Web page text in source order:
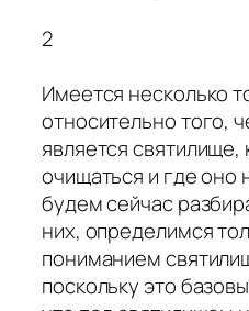
2
Имеется несколько
относительно того,
является
очищаться и где оно
будем сейчас
них, определимся
пониманием
поскольку это